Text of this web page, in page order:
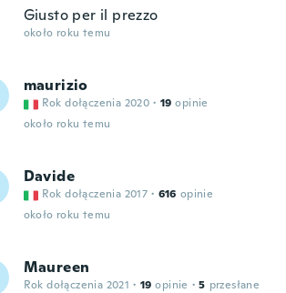
Giusto per il prezzo
około roku temu
maurizio
Rok dołączenia 2020 · 19 opinie
około roku temu
Davide
Rok dołączenia 2017 · 616 opinie
około roku temu
Maureen
Rok dołączenia 2021 · 19 opinie · 5 przesłane